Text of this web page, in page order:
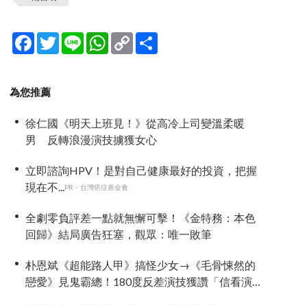
Facebook
TwitterLine WhatsApp
Copy
Link
為您推薦
徐仁國《明天上班見！》從高冷上司變溫柔暖
男 反轉浪漫演技擄獲女心
立即諮詢HPV！是對自己健康最好的投資，把握
現在不...PR・台灣癌症基金會
全劇零負評差一點就無懈可擊！《金特務：本色
回歸》結局廣告狂塞，觀眾：唯一敗筆
朴恩斌《超能路人甲》搞怪少女→《毛骨悚然的
戀愛》見鬼霸總！180度反差演技獲讚「信看演